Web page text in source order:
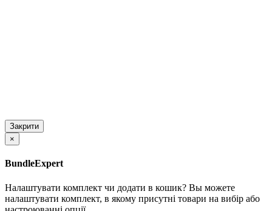
Закрити
×
BundleExpert
Налаштувати комплект чи додати в кошик? Вы можете
налаштувати комплект, в якому присутні товари на вибір або